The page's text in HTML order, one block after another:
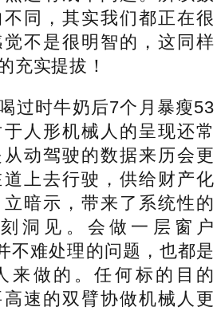
同，其实我们都正在很
不是很明智的，这同样
充实提拔！
时牛奶后7个月暴瘦53
人形机械人的呈现还常
动驾驶的数据来历会更
上去行驶，供给财产化
暗示，带来了系统性的
洞见。会做一层窗户
不难处理的问题，也都是
来做的。任何标的目的
高速的双臂协做机械人更